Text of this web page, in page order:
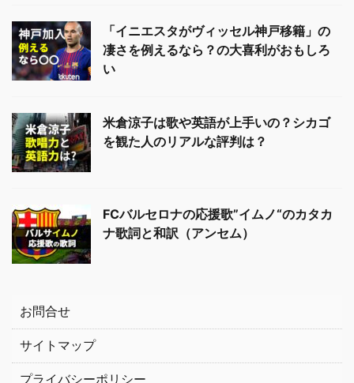
「イニエスタがヴィッセル神戸移籍」の
凄さを例えるなら？の大喜利がおもしろ
い
米倉涼子は歌や英語が上手いの？シカゴ
を観た人のリアルな評判は？
FCバルセロナの応援歌”イムノ“のカタカ
ナ歌詞と和訳（アンセム）
お問合せ
サイトマップ
プライバシーポリシー